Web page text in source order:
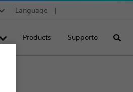
Language
Products Supporto
Cerca